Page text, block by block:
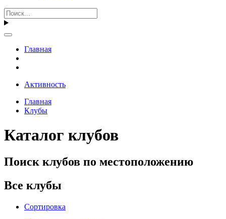
Главная
Активность
Главная
Клубы
Каталог клубов
Поиск клубов по местоположению
Все клубы
Сортировка